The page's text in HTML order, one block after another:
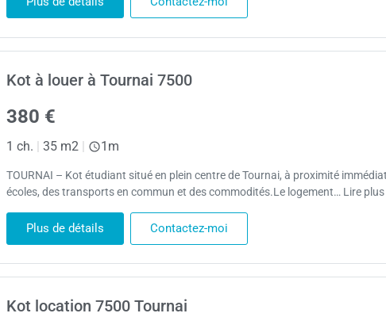
Kot à louer à Tournai 7500
380 €
1 ch. | 35 m2 | 1m
TOURNAI – Kot étudiant situé en plein centre de Tournai, à proximité
écoles, des transports en commun et des commodités.Le logement… Lire plus
Plus de détails Contactez-moi
Kot location 7500 Tournai